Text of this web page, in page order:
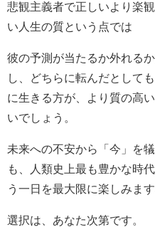
悲観主義者で正しいより楽
い人生の質という点では
彼の予測が当たるか外れる
し、どちらに転んだとして
に生きる方が、より質の高
いでしょう。
未来への不安から「今」を
も、人類史上最も豊かな時
う一日を最大限に楽しみます
選択は、あなた次第です。